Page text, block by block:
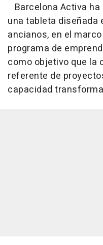
Barcelona Activa
una tableta
ancianos, en el
programa de
como objetivo que la
referente de
capacidad